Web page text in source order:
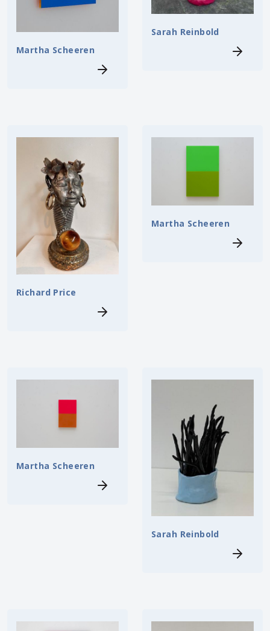
Martha Scheeren
Sarah Reinbold
Richard Price
Martha Scheeren
Martha Scheeren
Sarah Reinbold